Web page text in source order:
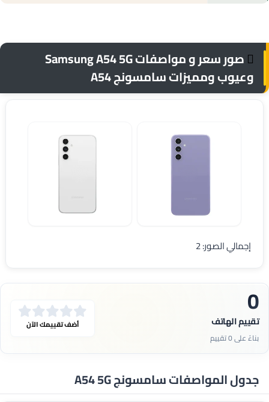
صور سعر و مواصفات Samsung A54 5G
وعيوب ومميزات سامسونج A54
إجمالي الصور: 2
0
تقييم الهاتف
بناءً على 0 تقييم
أضف تقييمك الآن
جدول المواصفات سامسونج A54 5G